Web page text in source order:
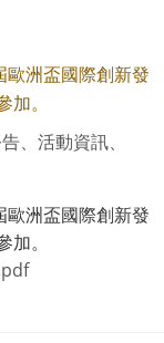
洲盃國際創新發
。
、活動資訊、
洲盃國際創新發
。